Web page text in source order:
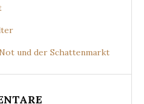
und der Schattenmarkt